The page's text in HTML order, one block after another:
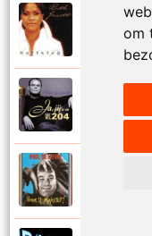
om
Ruth
Kijk niet uit
KL 204